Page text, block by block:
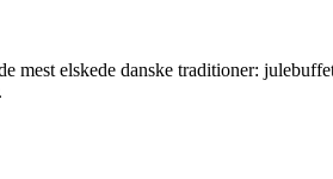
elskede danske traditioner: